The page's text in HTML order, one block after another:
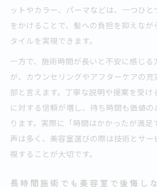
美容室の高技術が満足へ導く
度に直結
美容室で納得できる仕上がり
施術時間が長い美容室選びのコツ
美容室で施術時間が長い場合
美容室の技術力と施術時間のバ
ットやカラー、パーマなどは、一つひと
をかけることで、髪への負担を抑えなが
タイルを実現できます。
一方で、施術時間が長いと不安に感じる
が、カウンセリングやアフターケアの充
部と言えます。丁寧な説明や提案を受け
に対する信頼が増し、待ち時間も価値の
ります。実際に「時間はかかったが満足
声は多く、美容室選びの際は技術とサー
視することが大切です。
長時間施術でも美容室で後悔し